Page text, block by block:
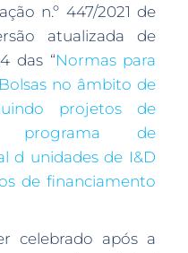
n.º 447/2021 de
atualizada de
das “Normas para
no âmbito de
projetos de
programa de
d unidades de I&D
de financiamento
celebrado após a